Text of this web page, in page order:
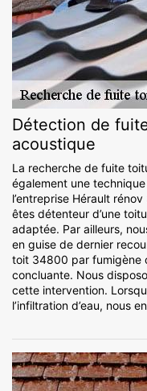
Détection de
acoustique
La recherche de fuite
également une
l’entreprise Hérault
êtes détenteur d’une
adaptée. Par ailleurs,
en guise de dernier
toit 34800 par fumigène
concluante. Nous
cette intervention.
l’infiltration d’eau, nous